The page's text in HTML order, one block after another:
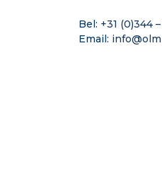
Bel: +31 (0)344
Email: